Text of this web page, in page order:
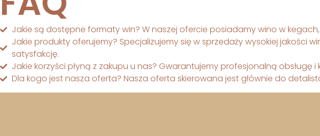
Jakie są dostępne formaty win? W naszej ofercie posiadamy wino w
Jakie produkty oferujemy? Specjalizujemy się w sprzedaży wysokiej jakości
satysfakcję.
Jakie korzyści płyną z zakupu u nas? Gwarantujemy profesjonalną
Dla kogo jest nasza oferta? Nasza oferta skierowana jest głównie do